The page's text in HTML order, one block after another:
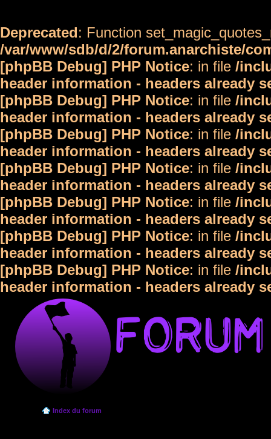
Deprecated: Function
/var/www/sdb/d/2/forum.anarchiste/
[phpBB Debug] PHP Notice: in file /
header information - headers already
[phpBB Debug] PHP Notice: in file /
header information - headers already
[phpBB Debug] PHP Notice: in file /
header information - headers already
[phpBB Debug] PHP Notice: in file /
header information - headers already
[phpBB Debug] PHP Notice: in file /
header information - headers already
[phpBB Debug] PHP Notice: in file /
header information - headers already
[phpBB Debug] PHP Notice: in file /
header information - headers already
Index du forum